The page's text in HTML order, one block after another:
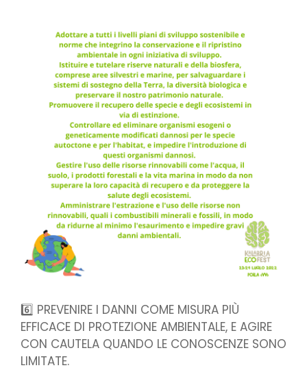
6️⃣ PREVENIRE I DANNI COME MISURA PIÙ
EFFICACE DI PROTEZIONE AMBIENTALE, E AGIRE
CON CAUTELA QUANDO LE CONOSCENZE SONO
LIMITATE.